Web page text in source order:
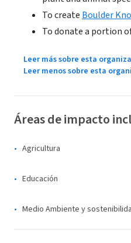
To create Boulder
To donate a portion
Leer más sobre esta
Leer menos sobre esta
Áreas de impacto
Agricultura
Educación
Medio Ambiente y